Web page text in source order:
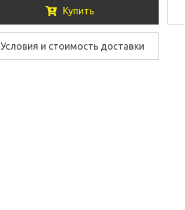
Купить
Условия и стоимость доставки